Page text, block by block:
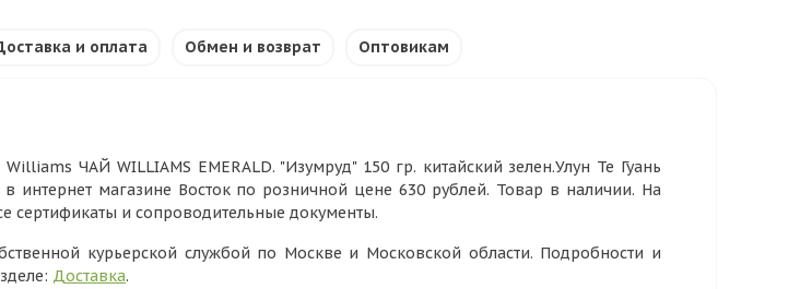
и оплата Обмен и возврат Оптовикам
ЧАЙ WILLIAMS EMERALD. "Изумруд" 150 гр. китайский зелен.Улун Те Гуань
интернет магазине Восток по розничной цене 630 рублей. Товар в наличии. На
сертификаты и сопроводительные документы.
курьерской службой по Москве и Московской области. Подробности и
Доставка.